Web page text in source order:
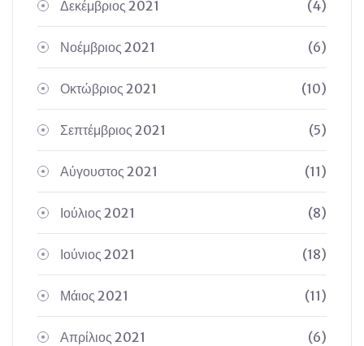
Δεκέμβριος 2021 (4)
Νοέμβριος 2021 (6)
Οκτώβριος 2021 (10)
Σεπτέμβριος 2021 (5)
Αύγουστος 2021 (11)
Ιούλιος 2021 (8)
Ιούνιος 2021 (18)
Μάιος 2021 (11)
Απρίλιος 2021 (6)